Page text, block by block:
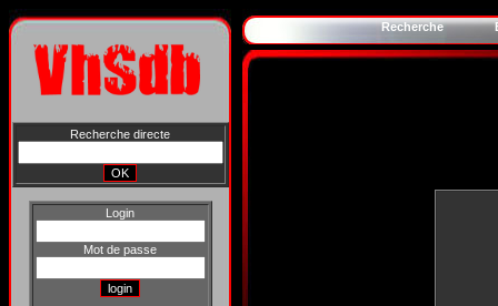
Recherche directe
Login
Mot de passe
Recherche